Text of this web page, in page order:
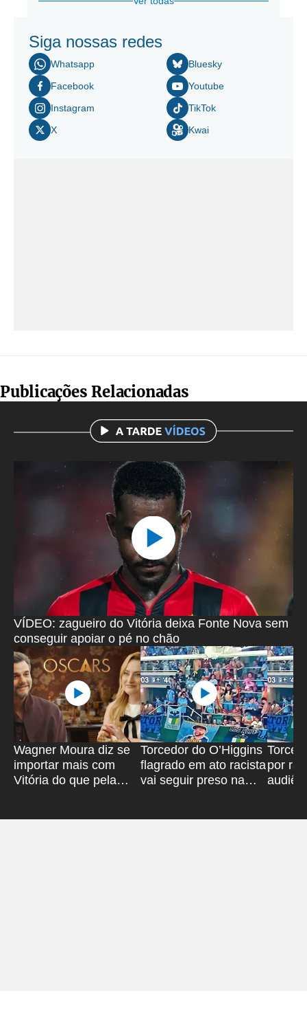
Siga nossas redes
Whatsapp
Facebook
Instagram
X
Bluesky
Youtube
TikTok
Kwai
Publicações Relacionadas
VÍDEO: zagueiro do Vitória deixa Fonte Nova sem
conseguir apoiar o pé no chão
Wagner Moura diz se
importar mais com
Vitória do que pela
Torcedor do O’Higgins
flagrado em ato racista
vai seguir preso na
por